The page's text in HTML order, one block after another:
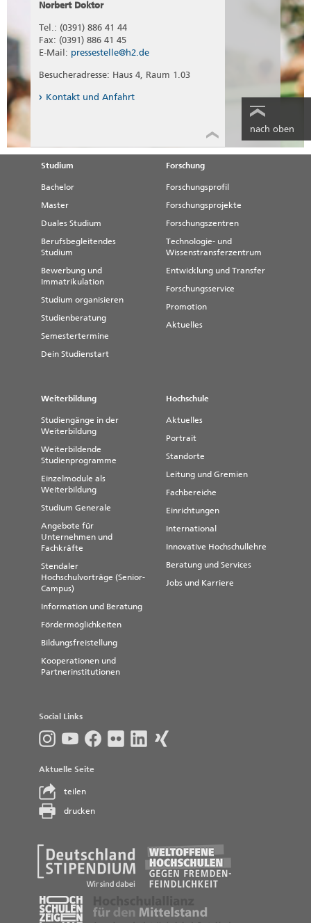
Norbert Doktor
Tel.: (0391) 886 41 44
Fax: (0391) 886 41 45
E-Mail: pressestelle@h2.de
Besucheradresse: Haus 4, Raum 1.03
Kontakt und Anfahrt
nach oben
Studium
Bachelor
Master
Duales Studium
Berufsbegleitendes
Studium
Bewerbung und
Immatrikulation
Studium organisieren
Studienberatung
Semestertermine
Dein Studienstart
Forschung
Forschungsprofil
Forschungsprojekte
Forschungszentren
Technologie- und
Wissenstransferzentrum
Entwicklung und Transfer
Forschungsservice
Promotion
Aktuelles
Weiterbildung
Studiengänge in der
Weiterbildung
Weiterbildende
Studienprogramme
Einzelmodule als
Weiterbildung
Studium Generale
Angebote für
Unternehmen und
Fachkräfte
Stendaler
Hochschulvorträge (Senior-
Campus)
Information und Beratung
Fördermöglichkeiten
Bildungsfreistellung
Kooperationen und
Partnerinstitutionen
Hochschule
Aktuelles
Portrait
Standorte
Leitung und Gremien
Fachbereiche
Einrichtungen
International
Innovative Hochschullehre
Beratung und Services
Jobs und Karriere
Social Links
Aktuelle Seite
teilen
drucken